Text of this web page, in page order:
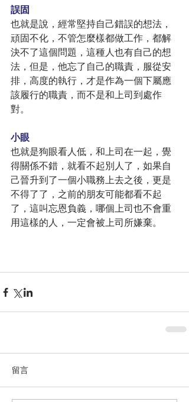
誤固
也就是說，經常堅持自己錯誤的想法，
頑固不化，不管怎麼樣都做工作，都解
決不了這個問題，這種人也有自己的想
法，但是，他忘了自己的職責，服從安
排，高度的執行，才是作為一個下屬應
該履行的職責，而不是和上司到處作
對。
小眼
也就是狗眼看人低，和上司在一起，覺
得關係不錯，就看不起別人了，如果自
己晉升到了一個小職務上去之後，更是
不得了了，之前的朋友可能都看不起
了，這叫忘恩負義，哪個上司也不會重
用這樣的人，一定會被上司所嫌棄。
留言